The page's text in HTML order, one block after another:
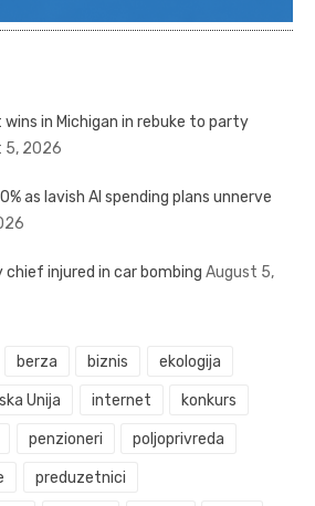
in Michigan in rebuke to party
5, 2026
as lavish AI spending plans unnerve
chief injured in car bombing August 5,
berza biznis ekologija
Unija internet konkurs
penzioneri poljoprivreda
preduzetnici